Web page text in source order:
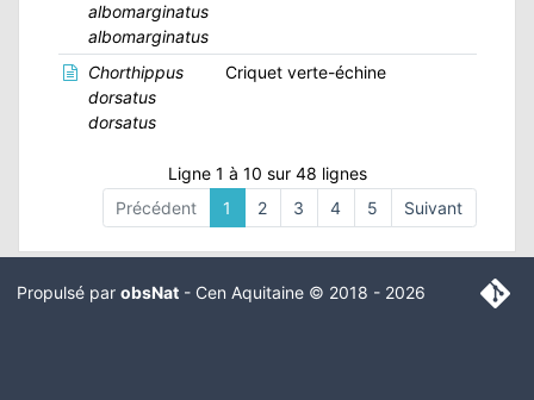
albomarginatus
albomarginatus
Chorthippus
dorsatus
dorsatus
Criquet verte-échine
Ligne 1 à 10 sur 48 lignes
Précédent
1 2 3 4 5 Suivant
Propulsé par obsNat- Cen Aquitaine© 2018 - 2026